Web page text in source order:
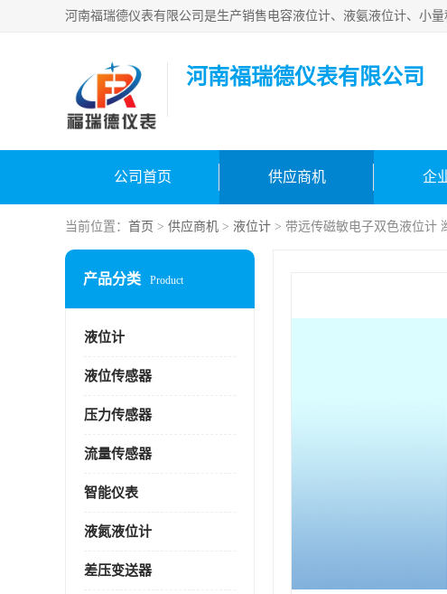
河南福瑞德仪表有限公司
公司首页 供应商机 企
当前位置： 首页 > 供应商机 > 液位计 > 带远传磁敏电子双色液位计
产品分类 Product
液位计
液位传感器
压力传感器
流量传感器
智能仪表
液氮液位计
差压变送器